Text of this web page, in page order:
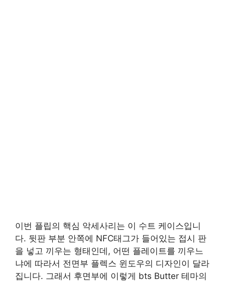
이번 플립의 핵심 악세사리는 이 수트 케이스입니
다. 뒷판 부분 안쪽에 NFC태그가 들어있는 접시 판
을 넣고 끼우는 형태인데, 어떤 플레이트를 끼우느
냐에 따라서 전면부 플렉스 윈도우의 디자인이 달라
집니다. 그래서 후면부에 이렇게 bts Butter 테마의